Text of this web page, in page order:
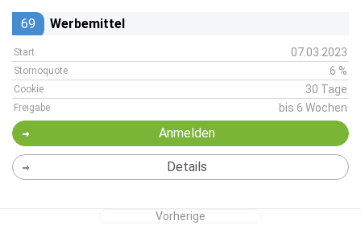
69 Werbemittel
Start 07.03.2023
Stornoquote 6 %
Cookie 30 Tage
Freigabe bis 6 Wochen
Anmelden
Details
Vorherige